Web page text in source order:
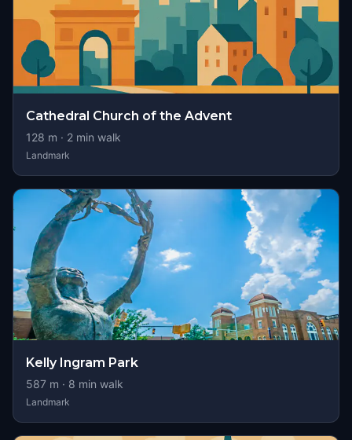
Cathedral Church of the Advent
128 m · 2 min walk
Landmark
Kelly Ingram Park
587 m · 8 min walk
Landmark